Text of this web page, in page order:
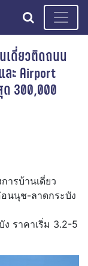
search
นเดี่ยวติดถนน
ละ Airport
ด 300,000
ารบ้านเดี่ยว
นนุช-ลาดกระบัง
ราคาเริ่ม 3.2-5